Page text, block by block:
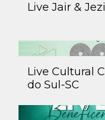
Live Jair &
Live Cultural
do Sul-SC